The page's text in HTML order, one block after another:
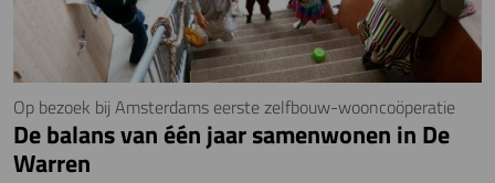
Op bezoek bij Amsterdams eerste zelfbouw-wooncoöperatie
De balans van één jaar samenwonen in De
Warren